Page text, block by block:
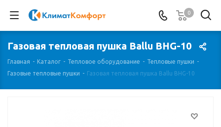
0
Газовая тепловая пушка Ballu BHG-10
Главная - Каталог - Тепловое оборудование - Тепловые пушки -
Газовые тепловые пушки - Газовая тепловая пушка Ballu BHG-10